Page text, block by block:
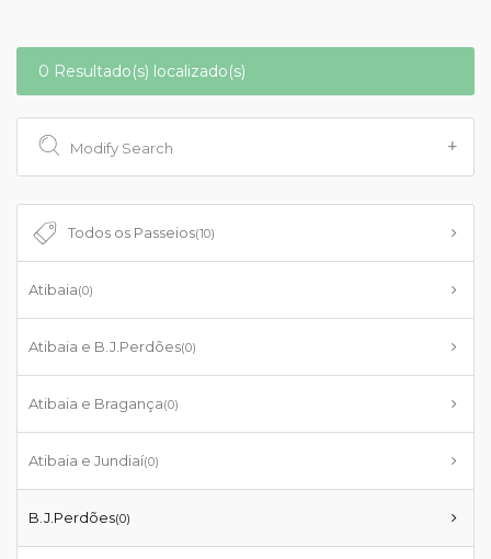
0 Resultado(s) localizado(s)
Modify Search
Todos os Passeios(10)
Atibaia(0)
Atibaia e B.J.Perdões(0)
Atibaia e Bragança(0)
Atibaia e Jundiaí(0)
B.J.Perdões(0)